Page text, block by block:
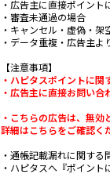
・広告主に直接ポイン
・審査未通過の場合
・キャンセル・虚偽・架
・データ重複・広告主よ
【注意事項】
・ハピタスポイントに関
・広告主に直接お問い合
・こちらの広告は、無効
詳細はこちらをご確認く
・通帳記載漏れに関する
・ハピタスへ『ポイント